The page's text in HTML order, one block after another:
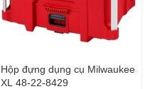
Hộp đựng dụng cụ Milwaukee
XL 48-22-8429